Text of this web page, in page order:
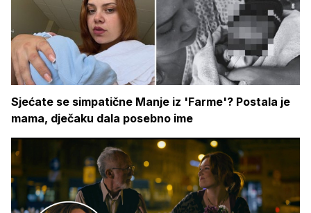
Sjećate se simpatične Manje iz 'Farme'? Postala je
mama, dječaku dala posebno ime